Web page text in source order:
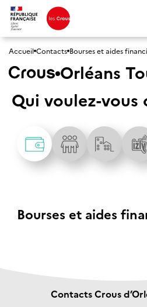
Accueil Contacts Bourses et aides
Orléans
Qui voulez-vous
Bourses et aides
Contacts Crous